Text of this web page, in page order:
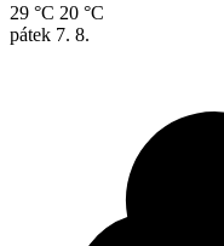
29 °C 20 °C
pátek 7. 8.